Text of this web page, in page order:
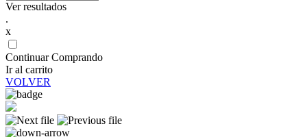
Ver resultados
.
x
Continuar Comprando
Ir al carrito
VOLVER